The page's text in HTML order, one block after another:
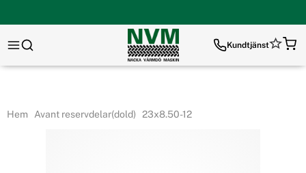
Kundtjänst
Hem Avant reservdelar(dold) 23x8.50-12